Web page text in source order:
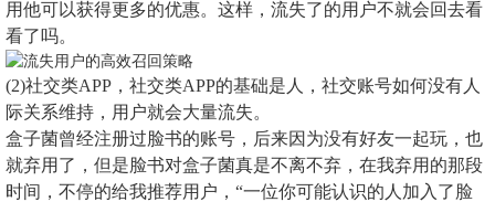
用他可以获得更多的优惠。这样，流失了的用户不就会回去看
看了吗。
(2)社交类APP，社交类APP的基础是人，社交账号如何没有人
际关系维持，用户就会大量流失。
盒子菌曾经注册过脸书的账号，后来因为没有好友一起玩，也
就弃用了，但是脸书对盒子菌真是不离不弃，在我弃用的那段
时间，不停的给我推荐用户，“一位你可能认识的人加入了脸